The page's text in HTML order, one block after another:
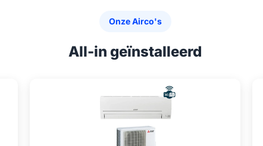
Onze Airco's
All-in geïnstalleerd